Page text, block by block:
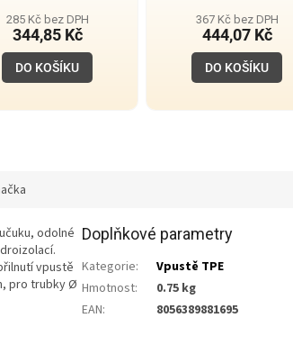
285 Kč bez DPH
344,85 Kč
DO KOŠÍKU
367 Kč bez DPH
444,07 Kč
DO KOŠÍKU
odolné
vpustě
pro trubky Ø
Doplňkové parametry
Kategorie:
Vpustě TPE
Hmotnost:
0.75 kg
EAN: 8056389881695